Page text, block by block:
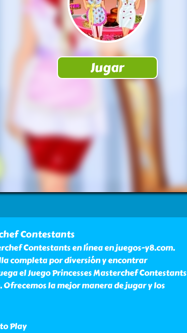
Contestants
Contestants en línea en juegos-y8.com.
completa por diversión y encontrar
el Juego Princesses Masterchef Contestants
la mejor manera de jugar y los
Play